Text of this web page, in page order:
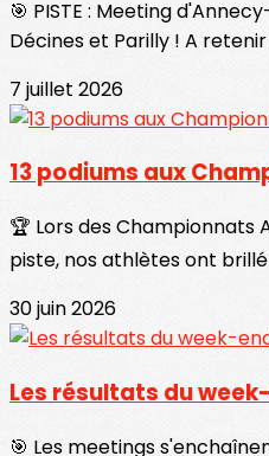
🎯 PISTE : Meeting
Décines et Parilly ! A
7 juillet 2026
13 podiums aux
🏆 Lors des Championnats
piste, nos athlètes ont brillé
30 juin 2026
Les résultats du
🎯 Les meetings